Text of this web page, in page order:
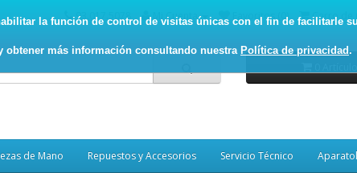
la función de control de visitas únicas con el fin de facilitarle
obtener más información consultando nuestra Política de privacidad.
93.017.5078 Mi Cuenta Favoritos (0) Carro de
de Mano Repuestos y Accesorios Servicio Técnico